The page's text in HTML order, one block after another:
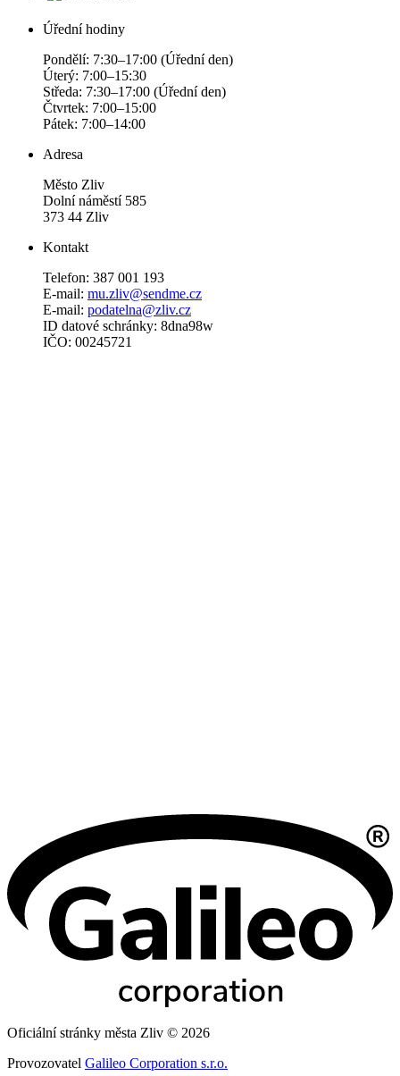
Úřední hodiny
Pondělí: 7:30–17:00 (Úřední den)
Úterý: 7:00–15:30
Středa: 7:30–17:00 (Úřední den)
Čtvrtek: 7:00–15:00
Pátek: 7:00–14:00
Adresa
Město Zliv
Dolní náměstí 585
373 44 Zliv
Kontakt
Telefon: 387 001 193
E-mail: mu.zliv@sendme.cz
E-mail: podatelna@zliv.cz
ID datové schránky: 8dna98w
IČO: 00245721
Oficiální stránky města Zliv © 2026
Provozovatel Galileo Corporation s.r.o.